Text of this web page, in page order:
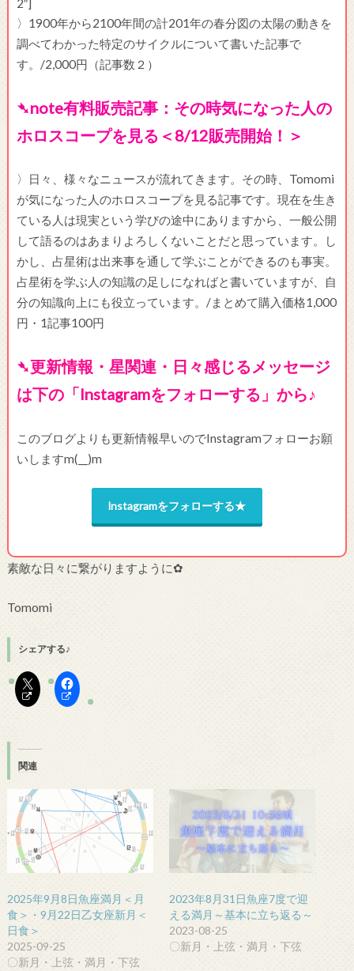
2″]
〉1900年から2100年間の計201年の春分図の太陽の動きを
調べてわかった特定のサイクルについて書いた記事で
す。/2,000円（記事数２）
➴note有料販売記事：その時気になった人の
ホロスコープを見る＜8/12販売開始！＞
〉日々、様々なニュースが流れてきます。その時、Tomomi
が気になった人のホロスコープを見る記事です。現在を生き
ている人は現実という学びの途中にありますから、一般公開
して語るのはあまりよろしくないことだと思っています。し
かし、占星術は出来事を通して学ぶことができるのも事実。
占星術を学ぶ人の知識の足しになればと書いていますが、自
分の知識向上にも役立っています。/まとめて購入価格1,000
円・1記事100円
➴更新情報・星関連・日々感じるメッセージ
は下の「Instagramをフォローする」から♪
このブログよりも更新情報早いのでInstagramフォローお願
いしますm(__)m
Instagramをフォローする★
素敵な日々に繋がりますように✿
Tomomi
シェアする♪
関連
2025年9月8日魚座満月＜月
食＞・9月22日乙女座新月＜
日食＞
2025-09-25
〇新月・上弦・満月・下弦
2023年8月31日魚座7度で迎
える満月～基本に立ち返る～
2023-08-25
〇新月・上弦・満月・下弦